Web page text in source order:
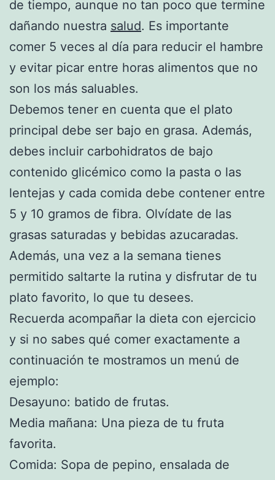
de tiempo, aunque no tan poco que termine
dañando nuestra salud. Es importante
comer 5 veces al día para reducir el hambre
y evitar picar entre horas alimentos que no
son los más saluables.
Debemos tener en cuenta que el plato
principal debe ser bajo en grasa. Además,
debes incluir carbohidratos de bajo
contenido glicémico como la pasta o las
lentejas y cada comida debe contener entre
5 y 10 gramos de fibra. Olvídate de las
grasas saturadas y bebidas azucaradas.
Además, una vez a la semana tienes
permitido saltarte la rutina y disfrutar de tu
plato favorito, lo que tu desees.
Recuerda acompañar la dieta con ejercicio
y si no sabes qué comer exactamente a
continuación te mostramos un menú de
ejemplo:
Desayuno: batido de frutas.
Media mañana: Una pieza de tu fruta
favorita.
Comida: Sopa de pepino, ensalada de